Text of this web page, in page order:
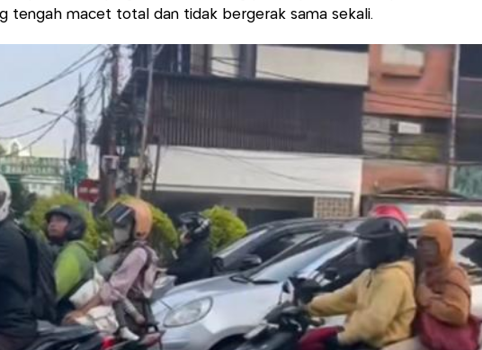
tengah macet total dan tidak bergerak sama sekali.